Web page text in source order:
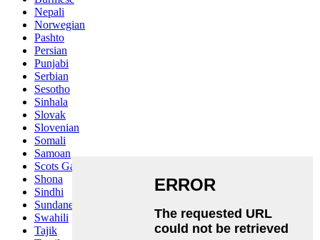
Nepali
Norwegian
Pashto
Persian
Punjabi
Serbian
Sesotho
Sinhala
Slovak
Slovenian
Somali
Samoan
Scots Gaelic
Shona
Sindhi
Sundanese
Swahili
Tajik